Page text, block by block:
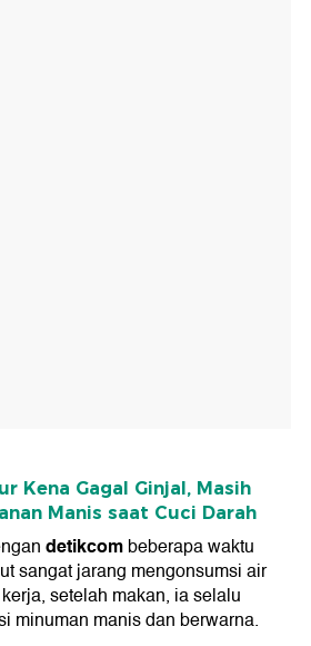
Kena Gagal Ginjal, Masih
Manis saat Cuci Darah
detikcombeberapa waktu
sangat jarang mengonsumsi air
setelah makan, ia selalu
minuman manis dan berwarna.